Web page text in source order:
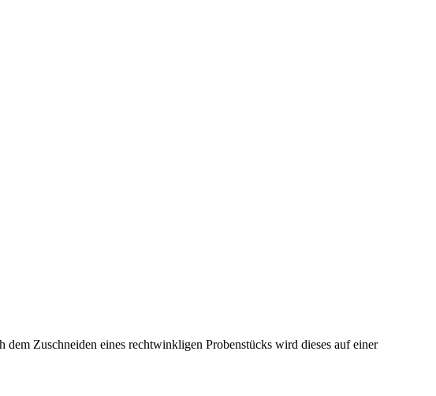
Zuschneiden eines rechtwinkligen Probenstücks wird dieses auf einer